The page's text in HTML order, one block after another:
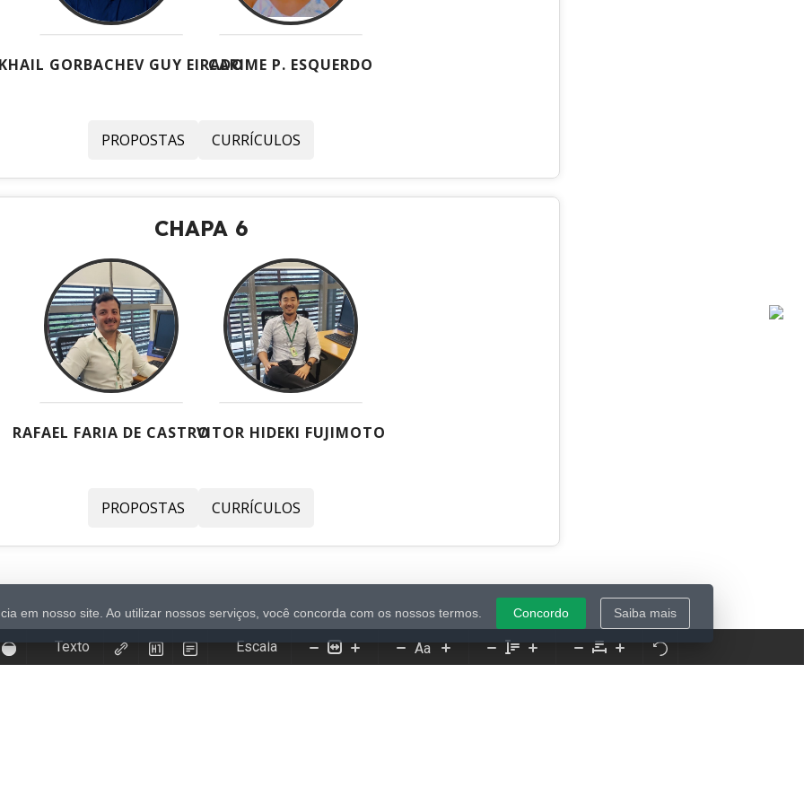
Texto Escala Aa
GORBACHEV GUY EIRADOCARIME P. ESQUERDO
PROPOSTAS CURRÍCULOS
CHAPA 6
RAFAEL FARIA DE CASTROVITOR HIDEKI FUJIMOTO
PROPOSTAS CURRÍCULOS
em nosso site. Ao utilizar nossos serviços, você concorda com os nossos termos. Concordo Saiba mais